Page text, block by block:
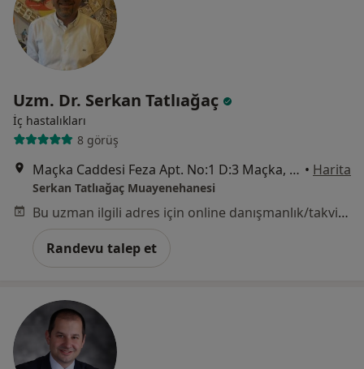
Uzm. Dr. Serkan Tatlıağaç
İç hastalıkları
8 görüş
Maçka Caddesi Feza Apt. No:1 D:3 Maçka, İstanbul • Harita
Serkan Tatlıağaç Muayenehanesi
Bu uzman ilgili adres için online danışmanlık/takvim sunmuyor.
Randevu talep et